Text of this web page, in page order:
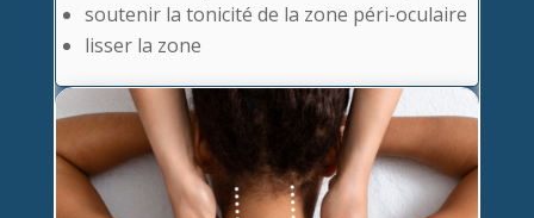
soutenir la tonicité de la zone péri-oculaire
lisser la zone